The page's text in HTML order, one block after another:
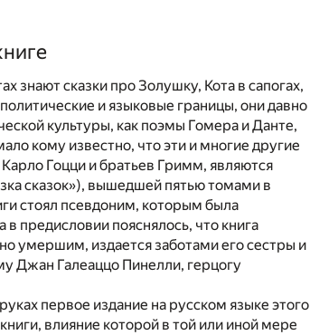
знают сказки про Золушку, Кота в сапогах,
и языковые границы, они давно
культуры, как поэмы Гомера и Данте,
кому известно, что эти и многие другие
Гоцци и братьев Гримм, являются
сказок»), вышедшей пятью томами в
стоял псевдоним, которым была
предисловии пояснялось, что книга
умершим, издается заботами его сестры и
Джан Галеаццо Пинелли, герцогу
первое издание на русском языке этого
влияние которой в той или иной мере